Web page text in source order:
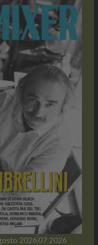
2026 07 2026